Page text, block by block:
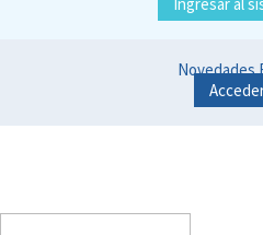
Novedades